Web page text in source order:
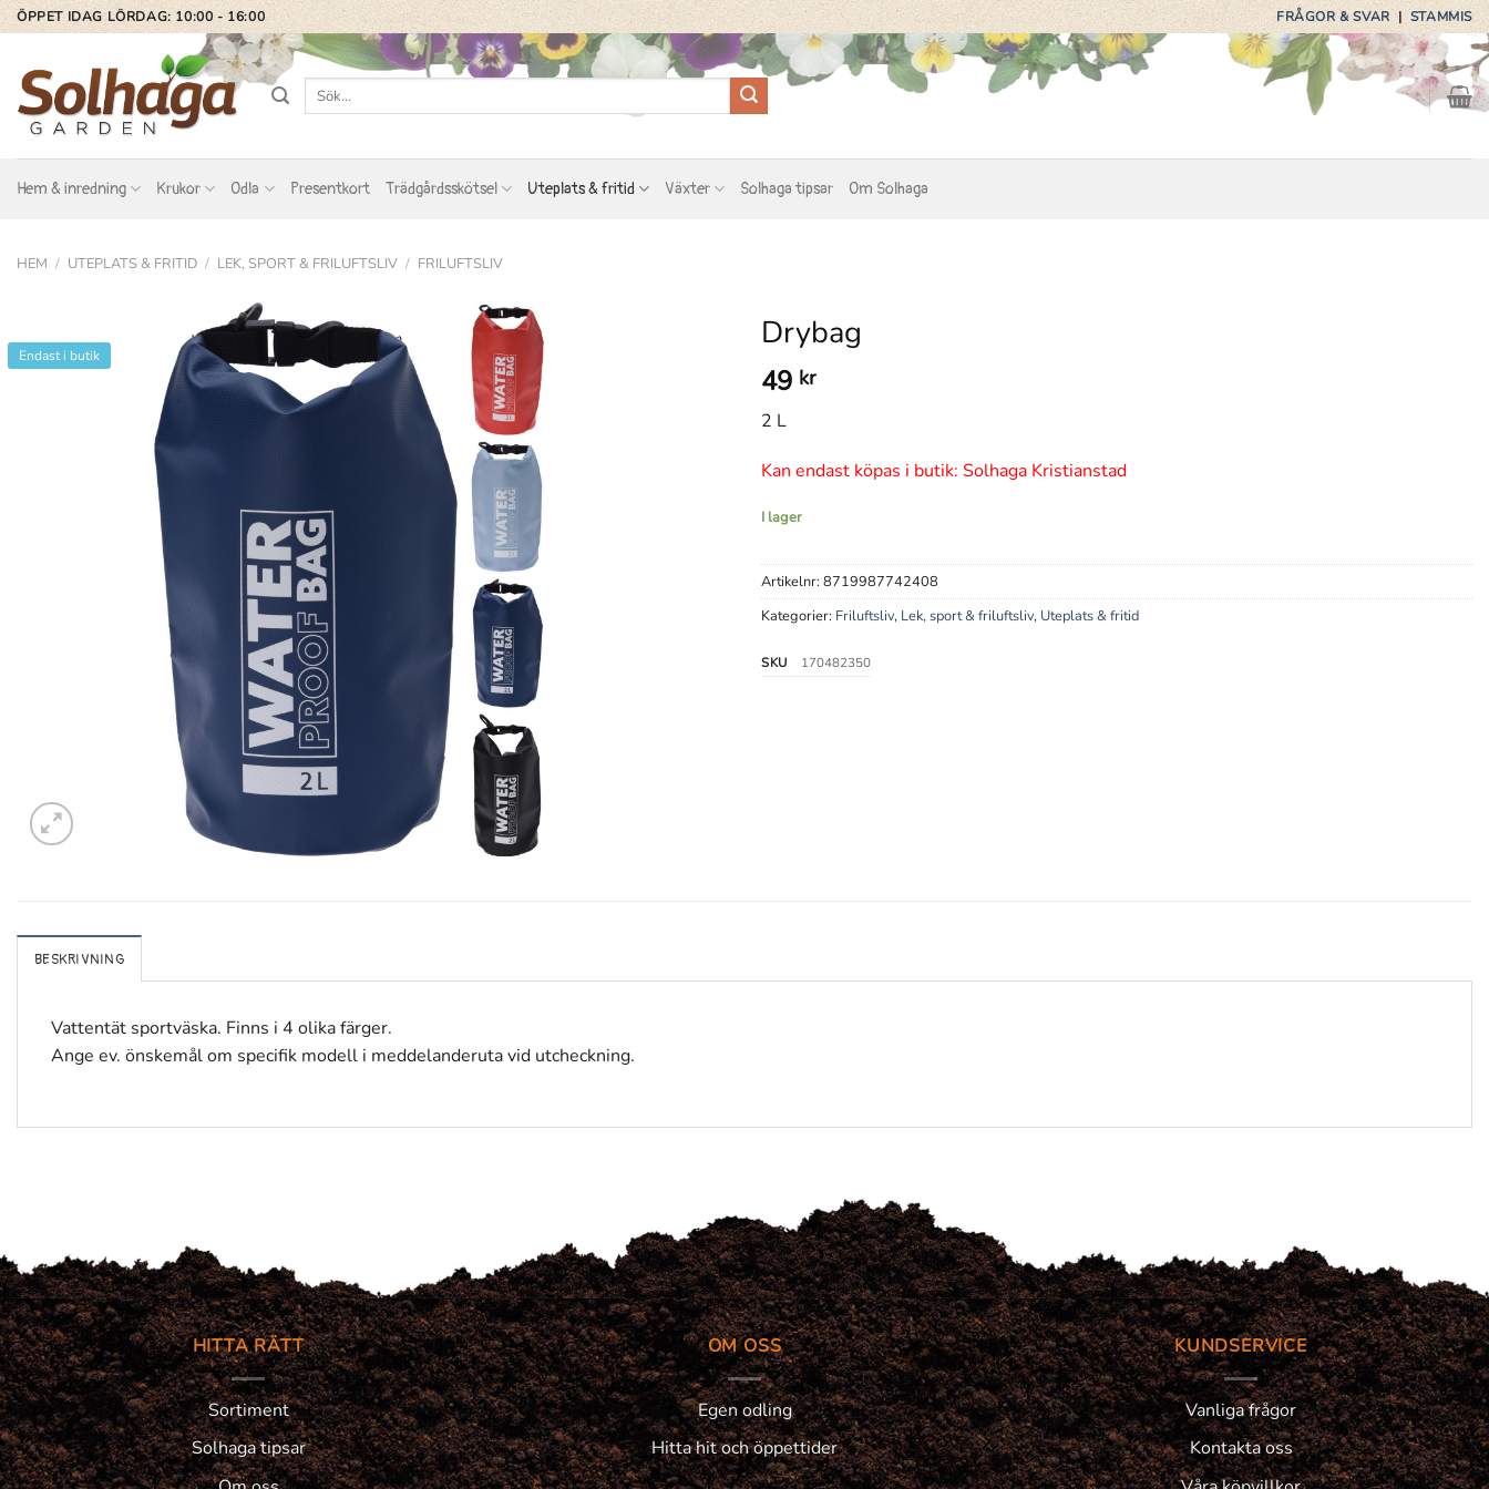
Skip
to
content
ÖPPET IDAG LÖRDAG: 10:00 - 16:00 FRÅGOR & SVAR|STAMMIS
Sök
Hem & inredning Krukor Odla Presentkort Trädgårdsskötsel Uteplats & fritid Växter Solhaga tipsar Om Solhaga
HEM / UTEPLATS & FRITID / LEK, SPORT & FRILUFTSLIV / FRILUFTSLIV
Endast i butik
Drybag
49 kr
2 L
Kan endast köpas i butik: Solhaga Kristianstad
I lager
Artikelnr: 8719987742408
Kategorier: Friluftsliv, Lek, sport & friluftsliv, Uteplats & fritid
SKU 170482350
BESKRIVNING
Vattentät sportväska. Finns i 4 olika färger.
Ange ev. önskemål om specifik modell i meddelanderuta vid utcheckning.
HITTA RÄTT
Sortiment
Solhaga tipsar
OM OSS
Egen odling
Hitta hit och öppettider
KUNDSERVICE
Vanliga frågor
Kontakta oss